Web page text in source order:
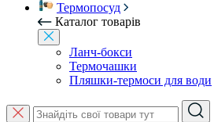
Термопосуд
Каталог товарів
Ланч-бокси
Термочашки
Пляшки-термоси для води